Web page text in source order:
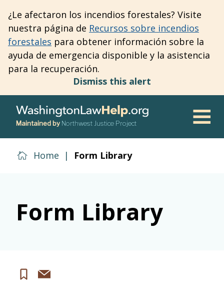
to
main
content
¿Le afectaron los incendios forestales? Visite
nuestra página de Recursos sobre incendios
forestales para obtener información sobre la
ayuda de emergencia disponible y la asistencia
para la recuperación.
Dismiss this alert
Maintained by Northwest Justice Project
Home | Form Library
Form Library
SaveShare